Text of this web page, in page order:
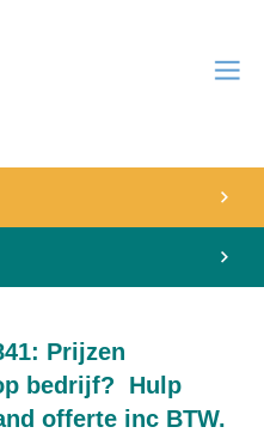
Prijzen
bedrijf? Hulp
offerte inc BTW.